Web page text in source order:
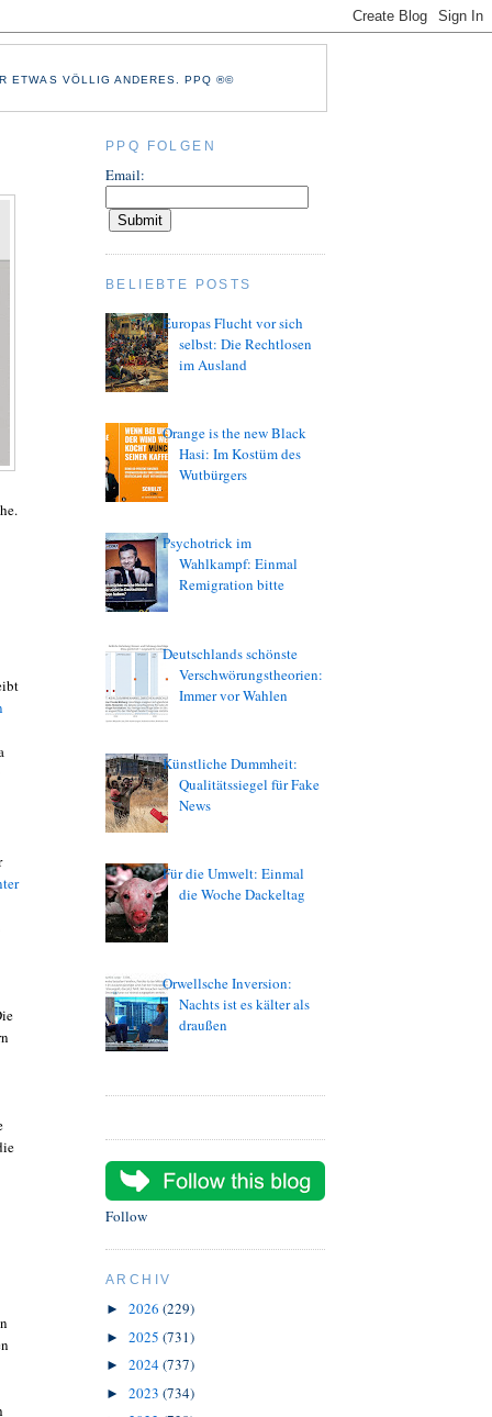
ETWAS VÖLLIG ANDERES. PPQ ®©
PPQ FOLGEN
Email:
BELIEBTE POSTS
Europas Flucht vor sich
selbst: Die Rechtlosen
im Ausland
Orange is the new Black
Hasi: Im Kostüm des
Wutbürgers
Psychotrick im
Wahlkampf: Einmal
Remigration bitte
Deutschlands schönste
Verschwörungstheorien:
Immer vor Wahlen
Künstliche Dummheit:
Qualitätssiegel für Fake
News
Für die Umwelt: Einmal
die Woche Dackeltag
Orwellsche Inversion:
Nachts ist es kälter als
draußen
Follow
ARCHIV
► 2026 (229)
► 2025 (731)
► 2024(737)
► 2023 (734)